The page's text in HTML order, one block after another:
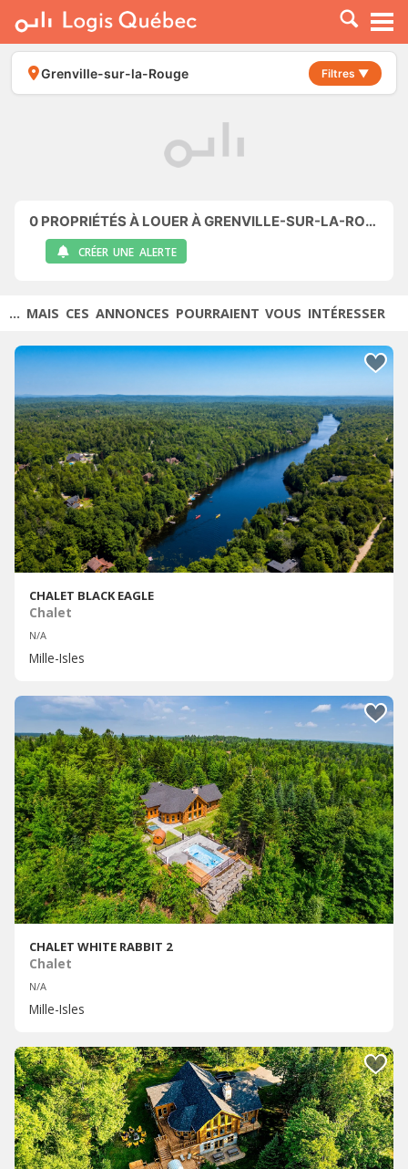
À LOUER
À VENDRE
PLACER UNE ANNONCE
Grenville-sur-la-Rouge Filtres ▼
0 PROPRIÉTÉS À LOUER À GRENVILLE-SUR-LA-ROUGE
CRÉER UNE ALERTE
... MAIS CES ANNONCES POURRAIENT VOUS INTÉRESSER
CHALET BLACK EAGLE
Chalet
N/A
Mille-Isles
CHALET WHITE RABBIT 2
Chalet
N/A
Mille-Isles